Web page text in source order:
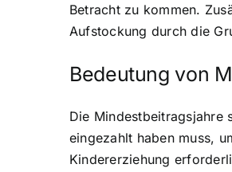
Betracht zu kommen.
Aufstockung durch die
Bedeutung von
Die Mindestbeitragsjahre
eingezahlt haben muss,
Kindererziehung